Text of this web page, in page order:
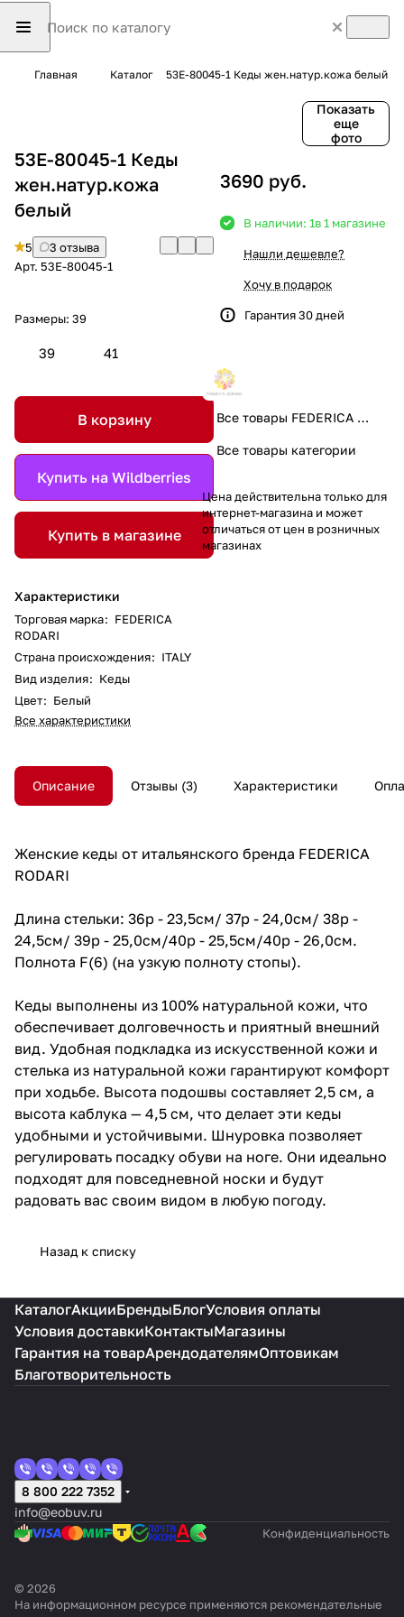
Главная Каталог 53E-80045-1 Кеды жен.натур.кожа белый
Показать
еще
фото
53E-80045-1 Кеды
жен.натур.кожа
белый
5
3 отзыва
Арт. 53E-80045-1
Размеры: 39
39 41
В корзину
Купить на Wildberries
Купить в магазине
Характеристики
Торговая марка: FEDERICA
RODARI
Страна происхождения: ITALY
Вид изделия: Кеды
Цвет: Белый
Все характеристики
3690 руб.
В наличии: 1в 1 магазине
Нашли дешевле?
Хочу в подарок
Гарантия 30 дней
Все товары FEDERICA RODARI
Все товары категории
Цена действительна только для
интернет-магазина и может
отличаться от цен в розничных
магазинах
Описание Отзывы 3 Характеристики
Женские кеды от итальянского бренда FEDERICA
RODARI
Длина стельки: 36р - 23,5см/ 37р - 24,0см/ 38р -
24,5см/ 39р - 25,0см/40р - 25,5см/40р - 26,0см.
Полнота F(6) (на узкую полноту стопы).
Кеды выполнены из 100% натуральной кожи, что
обеспечивает долговечность и приятный внешний
вид. Удобная подкладка из искусственной кожи и
стелька из натуральной кожи гарантируют комфорт
при ходьбе. Высота подошвы составляет 2,5 см, а
высота каблука — 4,5 см, что делает эти кеды
удобными и устойчивыми. Шнуровка позволяет
регулировать посадку обуви на ноге. Они идеально
подходят для повседневной носки и будут
радовать вас своим видом в любую погоду.
Назад к списку
КаталогАкцииБрендыБлогУсловия оплаты
Условия доставкиКонтактыМагазины
Гарантия на товарАрендодателямОптовикам
Благотворительность
8 800 222 7352
info@eobuv.ru
Конфиденциальность
© 2026
На информационном ресурсе применяются рекомендательные